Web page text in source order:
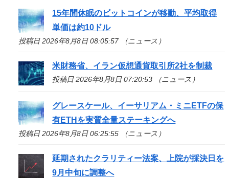
15年間休眠のビットコインが移動、平均取得
単価は約10ドル
投稿日 2026年8月8日 08:05:57 （ニュース）
米財務省、イラン仮想通貨取引所2社を制裁
投稿日 2026年8月8日 07:20:53 （ニュース）
グレースケール、イーサリアム・ミニETFの保
有ETHを実質全量ステーキングへ
投稿日 2026年8月8日 06:25:55 （ニュース）
延期されたクラリティー法案、上院が採決日を
9月中旬に調整へ